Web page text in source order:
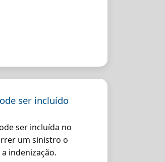
ser incluído
ser incluída no
um sinistro o
indenização.